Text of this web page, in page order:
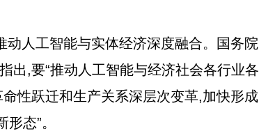
动人工智能与实体经济深度融合。国务院
出,要“推动人工智能与经济社会各行业各
性跃迁和生产关系深层次变革,加快形成
态”。